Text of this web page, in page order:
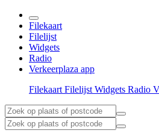
Filekaart
Filelijst
Widgets
Radio
Verkeerplaza app
Filekaart Filelijst Widgets Radio